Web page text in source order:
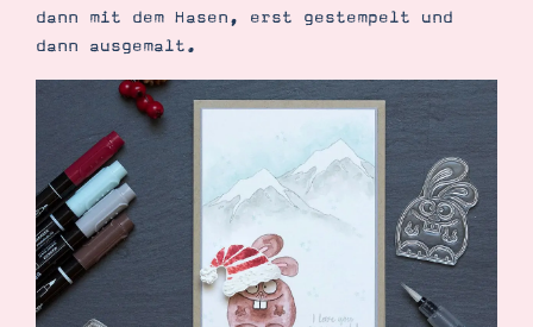
Ordnungstipps
dann mit dem Hasen, erst gestempelt und
dann ausgemalt.